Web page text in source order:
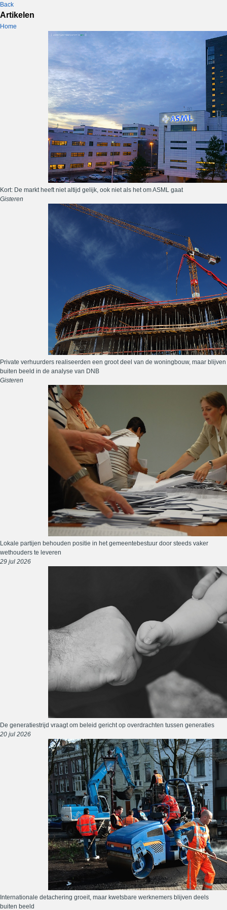
Back
Artikelen
Home
Kort: De markt heeft niet altijd gelijk, ook niet als het om ASML gaat
Gisteren
Private verhuurders realiseerden een groot deel van de woningbouw, maar blijven
buiten beeld in de analyse van DNB
Gisteren
Lokale partijen behouden positie in het gemeentebestuur door steeds vaker
wethouders te leveren
29 jul 2026
De generatiestrijd vraagt om beleid gericht op overdrachten tussen generaties
20 jul 2026
Internationale detachering groeit, maar kwetsbare werknemers blijven deels
buiten beeld